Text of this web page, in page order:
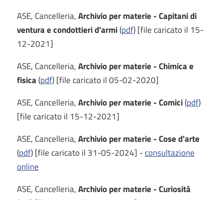
ASE, Cancelleria,Archivio per materie - Capitani di
ventura e condottieri d'armi(pdf) [file caricato il 15-
12-2021]
ASE, Cancelleria,Archivio per materie - Chimica e
fisica(pdf) [file caricato il 05-02-2020]
ASE, Cancelleria,Archivio per materie - Comici(pdf)
[file caricato il 15-12-2021]
ASE, Cancelleria,Archivio per materie - Cose d'arte
(pdf) [file caricato il 31-05-2024] -consultazione
online
ASE, Cancelleria,Archivio per materie - Curiosità